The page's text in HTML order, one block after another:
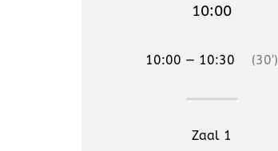
10:00
10:00 — 10:30 (30′)
Zaal 1